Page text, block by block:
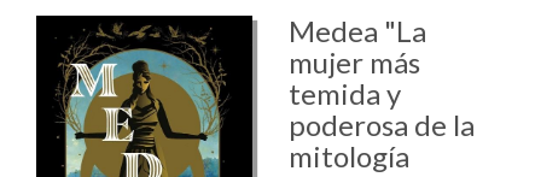
Medea "La
mujer más
temida y
poderosa de la
mitología